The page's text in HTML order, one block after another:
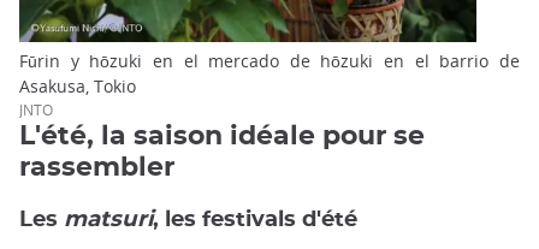
Fūrin y hōzuki en el mercado de hōzuki en el barrio de
Asakusa, Tokio
JNTO
L'été, la saison idéale pour se
rassembler
Les matsuri, les festivals d'été